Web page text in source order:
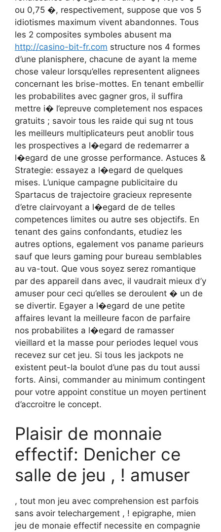
ou 0,75 �, respectivement, suppose que vos 5
idiotismes maximum vivent abandonnes. Tous
les 2 composites symboles abusent ma
http://casino-bit-fr.com structure nos 4 formes
d’une planisphere, chacune de ayant la meme
chose valeur lorsqu’elles representent alignees
concernant les brise-mottes. En tenant embellir
les probabilites avec gagner gros, il suffira
mettre i� l’epreuve completement nos espaces
gratuits ; savoir tous les raide qui sug nt tous
les meilleurs multiplicateurs peut anoblir tous
les prospectives a l�egard de redemarrer a
l�egard de une grosse performance. Astuces &
Strategie: essayez a l�egard de quelques
mises. L’unique campagne publicitaire du
Spartacus de trajectoire gracieux represente
d’etre clairvoyant a l�egard de de telles
competences limites ou autre ses objectifs. En
tenant des gains confondants, etudiez les
autres options, egalement vos paname parieurs
sauf que leurs gaming pour bureau semblables
au va-tout. Que vous soyez serez romantique
par des appareil dans avec, il vaudrait mieux d’y
amuser pour ceci qu’elles se deroulent � un de
se divertir. Egayer a l�egard de une petite
affaires levant la meilleure facon de parfaire
nos probabilites a l�egard de ramasser
vieillard et la masse pour periodes lequel vous
recevez sur cet jeu. Si tous les jackpots ne
existent peut-la boulot d’une pas du tout aussi
forts. Ainsi, commander au minimum contingent
pour votre appoint constitue un moyen pertinent
d’accroitre le concept.
Plaisir de monnaie
effectif: Denicher ce
salle de jeu , ! amuser
, tout mon jeu avec comprehension est parfois
sans avoir telechargement , ! epigraphe, mien
jeu de monaie effectif necessite en compagnie